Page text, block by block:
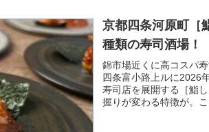
京都四条河原町［
種類の寿司酒場！
錦市場近くに高コスパ
四条富小路上ルに2026
寿司店を展開する［鮨
握りが変わる特徴が。